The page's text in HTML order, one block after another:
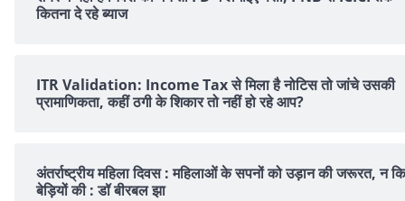
क‍ितना दे रहे ब्‍याज
ITR Validation: Income Tax से मिला है नोटिस तो जांचे उसकी
प्रामाणिकता, कहीं ठगी के शिकार तो नहीं हो रहे आप?
अंतर्राष्ट्रीय महिला दिवस : महिलाओं के सपनों को उड़ान की जरूरत, न कि
बेड़ियों की : डॉ बीरबल झा